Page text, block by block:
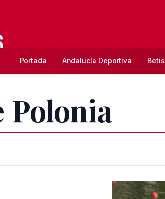
Portada Andalucía Deportiva Betis
Polonia